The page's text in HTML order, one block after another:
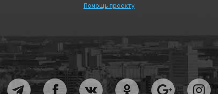
Помощь проекту